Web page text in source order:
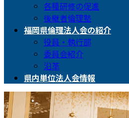
各種研修の促進
後継者倫理塾
福岡県倫理法人会の紹介
役員・執行部
委員会紹介
沿革
県内単位法人会情報